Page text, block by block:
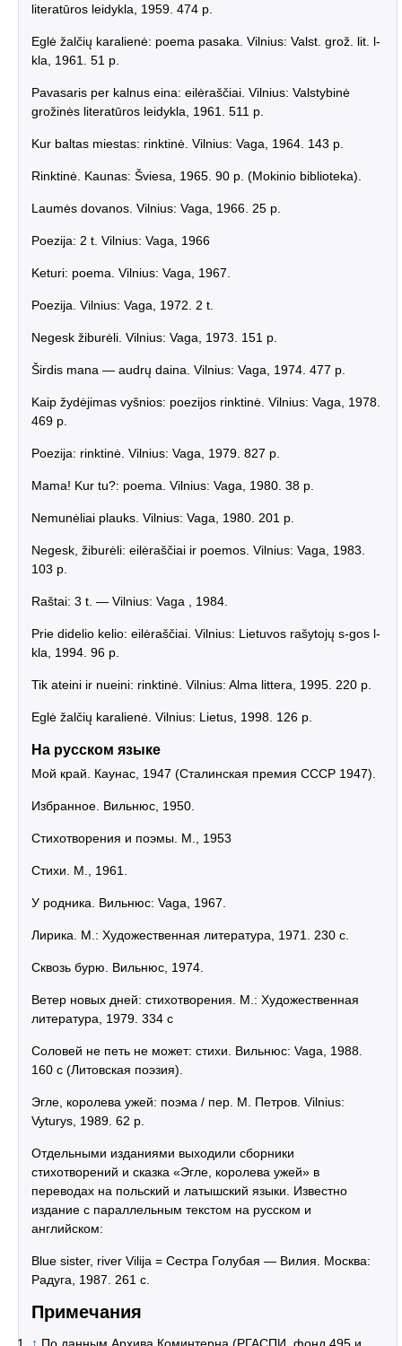
literatūros leidykla, 1959. 474 p.
Eglė žalčių karalienė: poema pasaka. Vilnius: Valst. grož. lit. l-
kla, 1961. 51 p.
Pavasaris per kalnus eina: eilėraščiai. Vilnius: Valstybinė
grožinės literatūros leidykla, 1961. 511 p.
Kur baltas miestas: rinktinė. Vilnius: Vaga, 1964. 143 p.
Rinktinė. Kaunas: Šviesa, 1965. 90 p. (Mokinio biblioteka).
Laumės dovanos. Vilnius: Vaga, 1966. 25 p.
Poezija: 2 t. Vilnius: Vaga, 1966
Keturi: poema. Vilnius: Vaga, 1967.
Poezija. Vilnius: Vaga, 1972. 2 t.
Negesk žiburėli. Vilnius: Vaga, 1973. 151 p.
Širdis mana — audrų daina. Vilnius: Vaga, 1974. 477 p.
Kaip žydėjimas vyšnios: poezijos rinktinė. Vilnius: Vaga, 1978.
469 p.
Poezija: rinktinė. Vilnius: Vaga, 1979. 827 p.
Mama! Kur tu?: poema. Vilnius: Vaga, 1980. 38 p.
Nemunėliai plauks. Vilnius: Vaga, 1980. 201 p.
Negesk, žiburėli: eilėraščiai ir poemos. Vilnius: Vaga, 1983.
103 p.
Raštai: 3 t. — Vilnius: Vaga , 1984.
Prie didelio kelio: eilėraščiai. Vilnius: Lietuvos rašytojų s-gos l-
kla, 1994. 96 p.
Tik ateini ir nueini: rinktinė. Vilnius: Alma littera, 1995. 220 p.
Eglė žalčių karalienė. Vilnius: Lietus, 1998. 126 p.
На русском языке
Мой край. Каунас, 1947 (Сталинская премия СССР 1947).
Избранное. Вильнюс, 1950.
Стихотворения и поэмы. М., 1953
Стихи. М., 1961.
У родника. Вильнюс: Vaga, 1967.
Лирика. М.: Художественная литература, 1971. 230 с.
Сквозь бурю. Вильнюс, 1974.
Ветер новых дней: стихотворения. М.: Художественная
литература, 1979. 334 с
Соловей не петь не может: стихи. Вильнюс: Vaga, 1988.
160 с (Литовская поэзия).
Эгле, королева ужей: поэма / пер. M. Петров. Vilnius:
Vyturys, 1989. 62 p.
Отдельными изданиями выходили сборники
стихотворений и сказка «Эгле, королева ужей» в
переводах на польский и латышский языки. Известно
издание с параллельным текстом на русском и
английском:
Blue sister, river Vilija = Сестра Голубая — Вилия. Москва:
Радуга, 1987. 261 c.
Примечания